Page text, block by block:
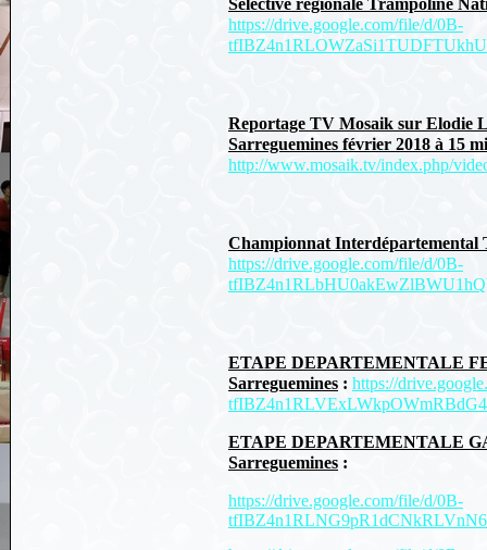
Sélective régionale Trampoline
https://drive.google.com/file/d/0B-
Reportage TV Mosaik sur Elodie
Sarreguemines février 2018 à 15
http://www.mosaik.tv/index.php/
Championnat Interdépartemen​tal
https://drive.google.com/file/d/0B-
ETAPE DEPARTEMENTALE
Sarreguemines : https://
ETAPE DEPARTEMENTALE
Sarreguemines :
https://drive.google.com/file/d/0B-